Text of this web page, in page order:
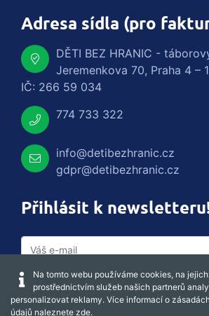
Adresa sídla (pro
DĚTI BEZ HRANIC -
Jeremenkova 70, Praha 4 –
IČ: 266 59 034
774 733 322
info@detibezhranic.cz
gdpr@detibezhranic.cz
Přihlásit k
Na tomto webu používáme cookies, na
prostřednictvím služeb našich partnerů
personalizovat reklamy. Více informací o
údajů naleznete zde.